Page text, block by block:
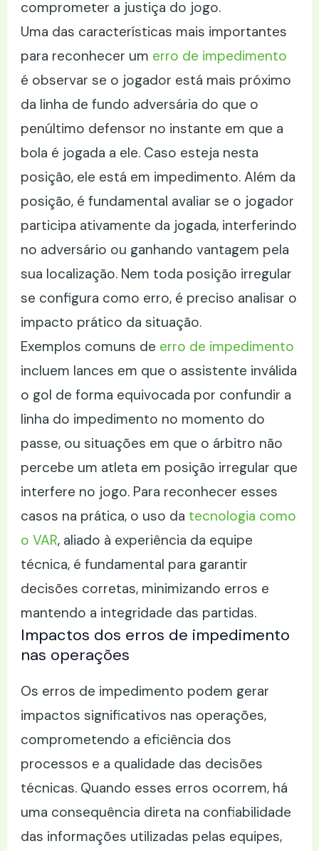
comprometer a justiça do jogo.
Uma das características mais importantes
para reconhecer um erro de impedimento
é observar se o jogador está mais próximo
da linha de fundo adversária do que o
penúltimo defensor no instante em que a
bola é jogada a ele. Caso esteja nesta
posição, ele está em impedimento. Além da
posição, é fundamental avaliar se o jogador
participa ativamente da jogada, interferindo
no adversário ou ganhando vantagem pela
sua localização. Nem toda posição irregular
se configura como erro, é preciso analisar o
impacto prático da situação.
Exemplos comuns de erro de impedimento
incluem lances em que o assistente inválida
o gol de forma equivocada por confundir a
linha do impedimento no momento do
passe, ou situações em que o árbitro não
percebe um atleta em posição irregular que
interfere no jogo. Para reconhecer esses
casos na prática, o uso da tecnologia como
o VAR, aliado à experiência da equipe
técnica, é fundamental para garantir
decisões corretas, minimizando erros e
mantendo a integridade das partidas.
Impactos dos erros de impedimento
nas operações
Os erros de impedimento podem gerar
impactos significativos nas operações,
comprometendo a eficiência dos
processos e a qualidade das decisões
técnicas. Quando esses erros ocorrem, há
uma consequência direta na confiabilidade
das informações utilizadas pelas equipes,